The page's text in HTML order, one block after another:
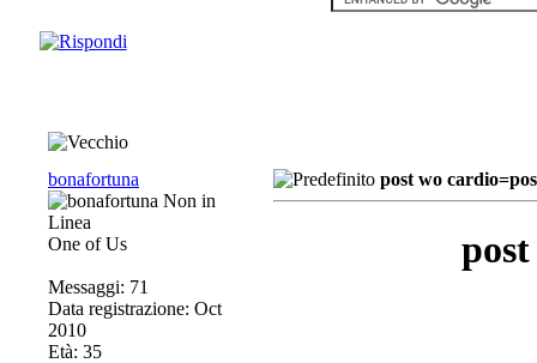
bonafortuna
One of Us
Messaggi: 71
Data registrazione: Oct
2010
Età: 35
post wo